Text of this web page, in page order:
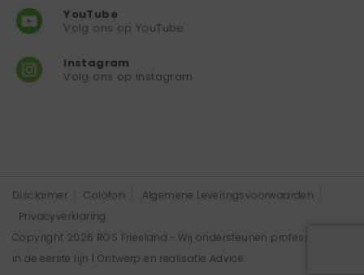
YouTube
Volg ons op YouTube
Instagram
Volg ons op Instagram
Disclaimer Colofon
Algemene Leveringsvoorwaarden
Privacyverklaring
Copyright 2026 ROS Friesland - Wij ondersteunen professionals
in de eerste lijn | Ontwerp en realisatie Advice